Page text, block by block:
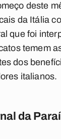
deste
da Itália
que foi
temem
dos
italianos.
da